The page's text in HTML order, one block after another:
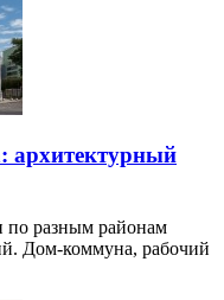
архитектурный
по разным районам
Дом-коммуна, рабочий